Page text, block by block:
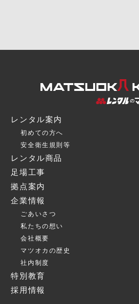
レンタル案内
初めての方へ
安全衛生規則等
レンタル商品
足場工事
拠点案内
企業情報
ごあいさつ
私たちの想い
会社概要
マツオカの歴史
社内制度
特別教育
採用情報